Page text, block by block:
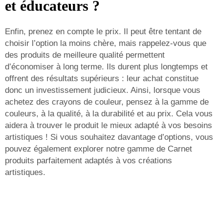
et éducateurs ?
Enfin, prenez en compte le prix. Il peut être tentant de
choisir l’option la moins chère, mais rappelez-vous que
des produits de meilleure qualité permettent
d’économiser à long terme. Ils durent plus longtemps et
offrent des résultats supérieurs : leur achat constitue
donc un investissement judicieux. Ainsi, lorsque vous
achetez des crayons de couleur, pensez à la gamme de
couleurs, à la qualité, à la durabilité et au prix. Cela vous
aidera à trouver le produit le mieux adapté à vos besoins
artistiques ! Si vous souhaitez davantage d’options, vous
pouvez également explorer notre gamme de Carnet
produits parfaitement adaptés à vos créations
artistiques.